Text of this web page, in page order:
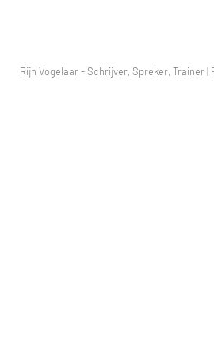
Rijn Vogelaar - Schrijver, Spreker, Trainer |